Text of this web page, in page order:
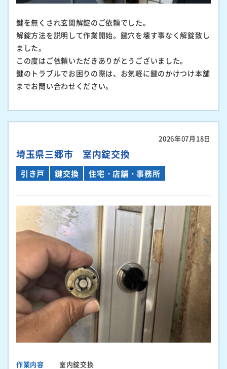
鍵を無くされ玄関解錠のご依頼でした。
解錠方法を説明して作業開始。鍵穴を壊す事なく解錠致し
ました。
この度はご依頼いただきありがとうございました。
鍵のトラブルでお困りの際は、お気軽に鍵のかけつけ本舗
までお問い合わせください。
2026年07月18日
埼玉県三郷市 室内錠交換
引き戸 鍵交換 住宅・店舗・事務所
作業内容 室内錠交換